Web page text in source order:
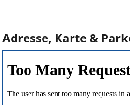
Adresse, Karte &